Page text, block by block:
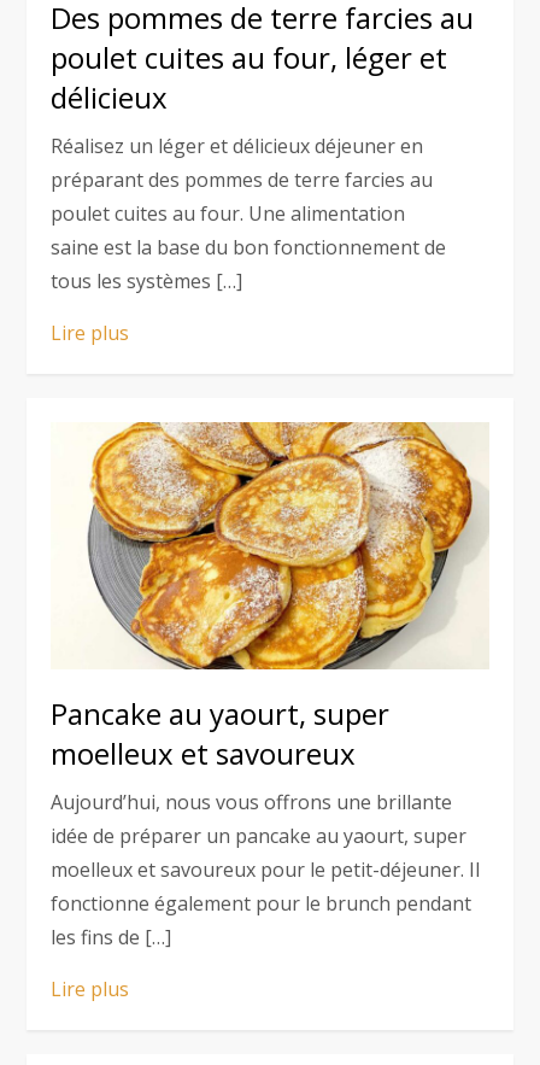
Des pommes de terre farcies au
poulet cuites au four, léger et
délicieux
Réalisez un léger et délicieux déjeuner en
préparant des pommes de terre farcies au
poulet cuites au four. Une alimentation
saine est la base du bon fonctionnement de
tous les systèmes […]
Lire plus
Pancake au yaourt, super
moelleux et savoureux
Aujourd’hui, nous vous offrons une brillante
idée de préparer un pancake au yaourt, super
moelleux et savoureux pour le petit-déjeuner. Il
fonctionne également pour le brunch pendant
les fins de […]
Lire plus